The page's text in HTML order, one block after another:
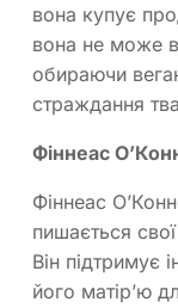
вона купує
вона не може
обираючи
страждання
Фіннеас
Фіннеас
пишається
Він підтримує
його матір’ю